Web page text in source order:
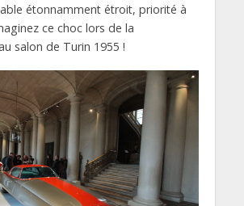
étonnamment étroit, priorité à
ce choc lors de la
salon de Turin 1955 !